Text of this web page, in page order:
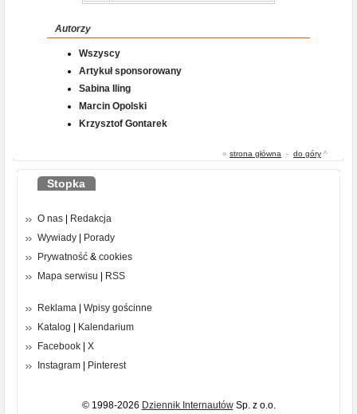
Autorzy
Wszyscy
Artykuł sponsorowany
Sabina Iling
Marcin Opolski
Krzysztof Gontarek
« strona główna - do góry ^
Stopka
O nas | Redakcja
Wywiady | Porady
Prywatność & cookies
Mapa serwisu | RSS
Reklama | Wpisy gościnne
Katalog | Kalendarium
Facebook | X
Instagram | Pinterest
© 1998-2026 Dziennik InternautówSp. z o.o.